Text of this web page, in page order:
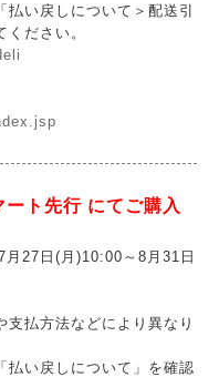
い戻しについて＞配送引
ださい。
ート先行 にてご購入
27日(月)10:00～8月31日
払方法などにより異なり
払い戻しについて」を確認